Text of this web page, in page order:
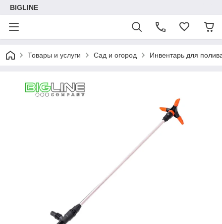
BIGLINE
Товары и услуги Сад и огород Инвентарь для